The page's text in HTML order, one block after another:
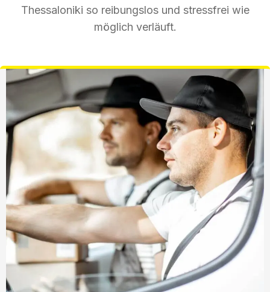
Thessaloniki so reibungslos und stressfrei wie
möglich verläuft.